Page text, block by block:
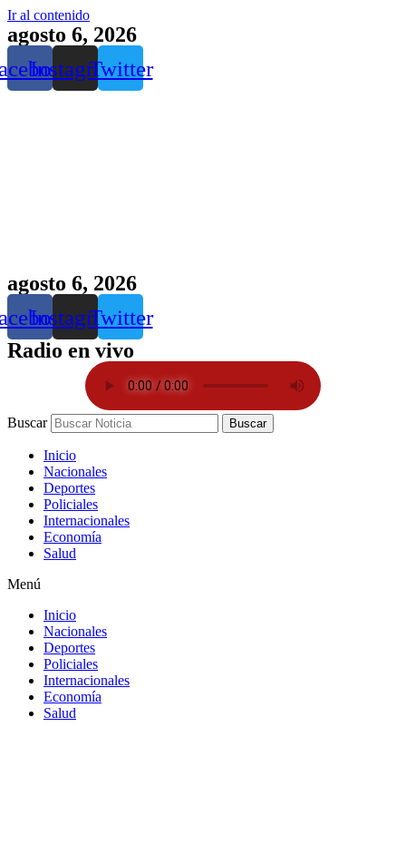
Ir al contenido
agosto 6, 2026
InstagramTwitter
agosto 6, 2026
InstagramTwitter
Radio en vivo
Buscar Buscar
Inicio
Nacionales
Deportes
Policiales
Internacionales
Economía
Salud
Menú
Inicio
Nacionales
Deportes
Policiales
Internacionales
Economía
Salud